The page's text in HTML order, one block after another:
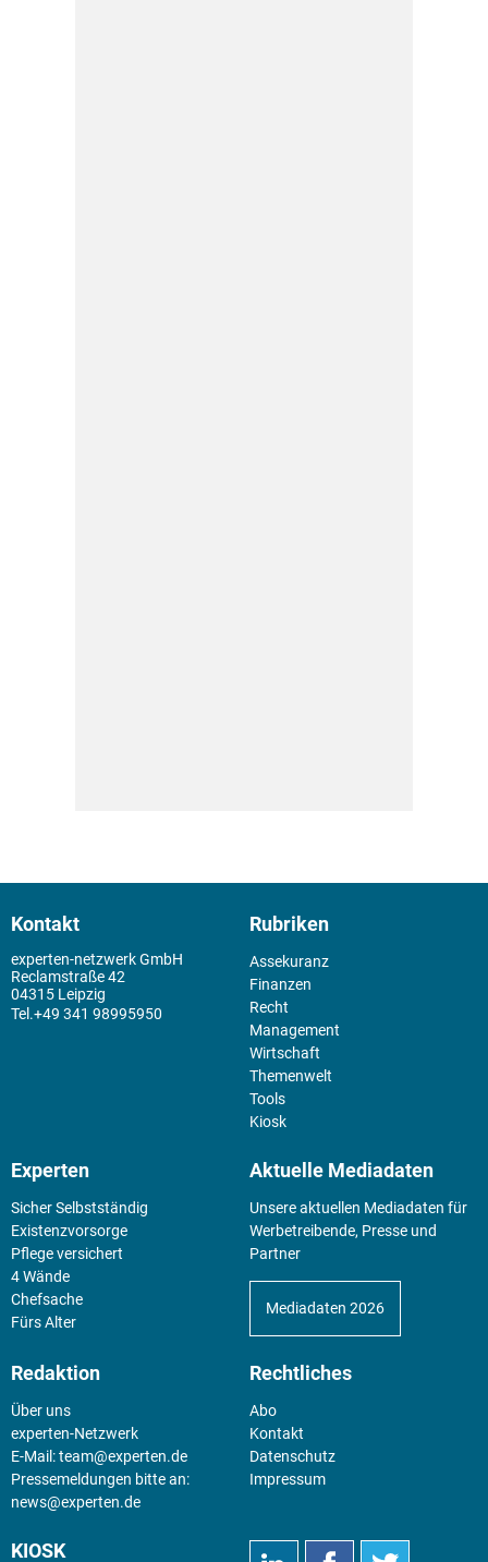
Kontakt
experten-netzwerk GmbH
Reclamstraße 42
04315 Leipzig
+49 341 98995950
Rubriken
Assekuranz
Finanzen
Recht
Management
Wirtschaft
Themenwelt
Tools
Kiosk
Experten
Sicher Selbstständig
Existenz­vorsorge
Pflege versichert
4 Wände
Chefsache
Fürs Alter
Aktuelle Mediadaten
Unsere aktuellen Mediadaten für
Werbetreibende, Presse und
Partner
Mediadaten 2026
Redaktion
Über uns
experten-Netzwerk
E-Mail:team@experten.de
Pressemeldungen bitte an:
news@experten.de
Rechtliches
Abo
Kontakt
Datenschutz
Impressum
KIOSK